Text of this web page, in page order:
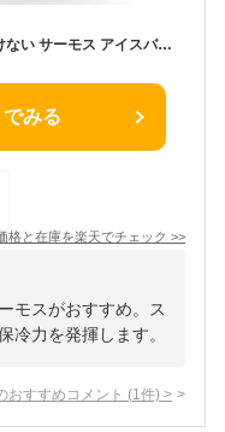
アイスペール 二重構造 ステンレス製 溶けない サーモス アイスバケット 氷入れ ハンドルとフタ付き 家庭用 真空断熱 大容量 円筒形 アイスバケツ 2L 3L シャンパン ボトル パーティー食器保冷用 業務用 バー用品 半円形 シルバー ゴールド
みる
格と在庫を楽天でチェック >>
モスがおすすめ。ス
冷力を発揮します。
おすすめコメント (1 件) >